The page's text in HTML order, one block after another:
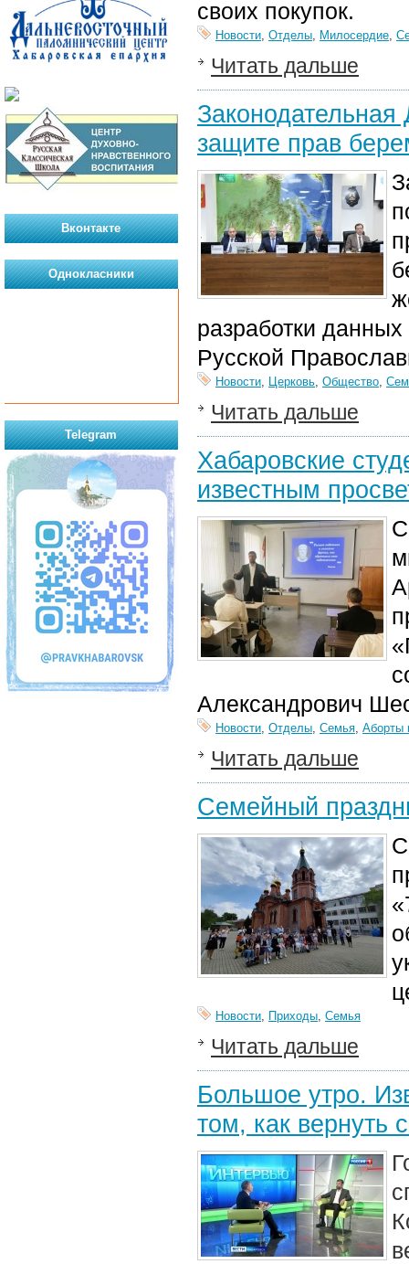
своих покупок.
Новости, Отделы, Милосердие,
Читать дальше
защите прав
разработки
Русской
Новости, Церковь, Общество,
Читать дальше
Хабаровские
известным
Александрович
Новости, Отделы, Семья, Аборты
Читать дальше
Семейный
Новости, Приходы, Семья
Читать дальше
Большое утро.
том, как вернуть
Вконтакте
Однокласники
Telegram